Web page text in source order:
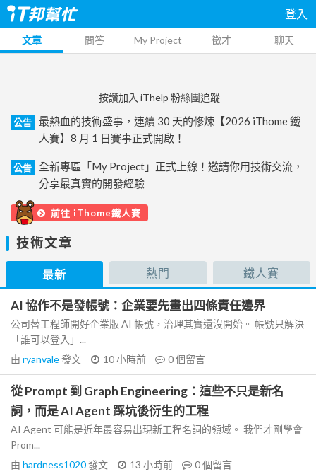
登入
文章 問答 My Project 徵才 聊天
按讚加入 iThelp 粉絲團追蹤
公告
最熱血的技術盛事，連續 30 天的修煉【2026 iThome 鐵
人賽】8 月 1 日賽事正式開啟！
公告
全新專區「My Project」正式上線！邀請你用技術交流，
分享最真實的開發經驗
前往 iThome鐵人賽
技術文章
最新 熱門 鐵人賽
AI 協作不是發帳號：企業要先畫出四條責任邊界
公司替工程師開好企業版 AI 帳號，治理其實還沒開始。 帳號只解決
「誰可以登入」...
由 ryanvale發文 10 小時前 0個留言
從 Prompt 到 Graph Engineering：這些不只是新名
詞，而是 AI Agent 踩坑後衍生的工程
AI Agent 可能是近年最容易出現新工程名詞的領域。 我們才剛學會
Prom...
由 hardness1020發文 13 小時前 0個留言